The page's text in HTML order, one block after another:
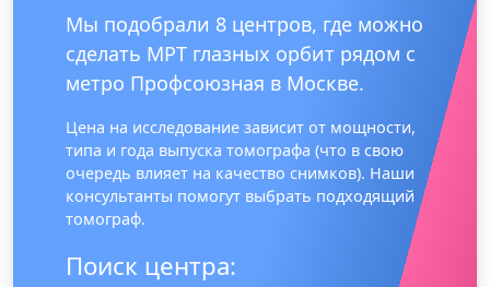
Мы подобрали 8 центров, где можно
сделать МРТ глазных орбит рядом с
метро Профсоюзная в Москве.
Цена на исследование зависит от мощности,
типа и года выпуска томографа (что в свою
очередь влияет на качество снимков). Наши
консультанты помогут выбрать подходящий
томограф.
Поиск центра: